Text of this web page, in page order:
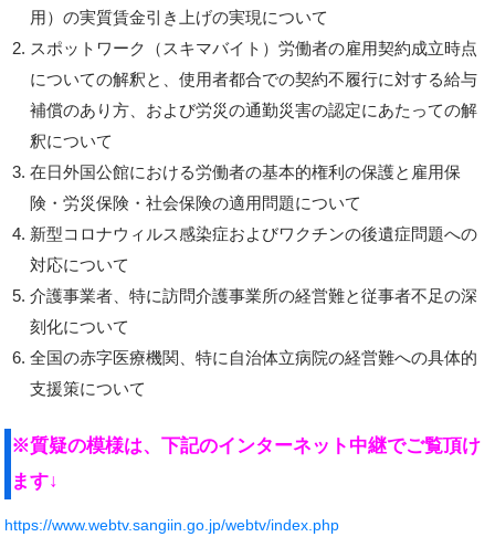
用）の実質賃金引き上げの実現について
スポットワーク（スキマバイト）労働者の雇用契約成立時点
についての解釈と、使用者都合での契約不履行に対する給与
補償のあり方、および労災の通勤災害の認定にあたっての解
釈について
在日外国公館における労働者の基本的権利の保護と雇用保
険・労災保険・社会保険の適用問題について
新型コロナウィルス感染症およびワクチンの後遺症問題への
対応について
介護事業者、特に訪問介護事業所の経営難と従事者不足の深
刻化について
全国の赤字医療機関、特に自治体立病院の経営難への具体的
支援策について
※質疑の模様は、下記のインターネット中継でご覧頂け
ます↓
https://www.webtv.sangiin.go.jp/webtv/index.php